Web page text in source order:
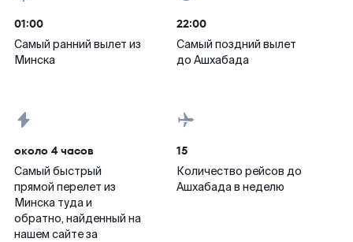
01:00
Самый ранний вылет из
Минска
22:00
Самый поздний вылет
до Ашхабада
около 4 часов
Самый быстрый
прямой перелет из
Минска туда и
обратно, найденный на
нашем сайте за
15
Количество рейсов до
Ашхабада в неделю